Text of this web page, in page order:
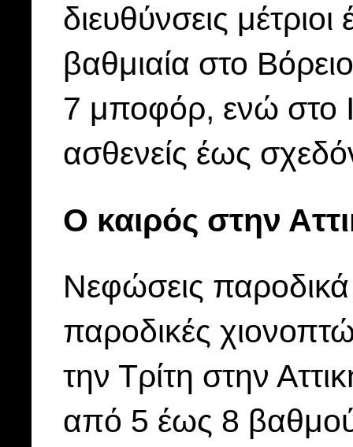
διευθύνσεις
βαθμιαία στο
7 μποφόρ, ενώ στο
ασθενείς έως
Ο καιρός στην
Νεφώσεις παροδικά
παροδικές
την Τρίτη στην
από 5 έως 8